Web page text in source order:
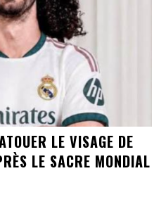
LE VISAGE DE
LE SACRE MONDIAL